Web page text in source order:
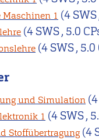
1 (4 SWS
(4 SWS , 5.0
(4 SWS , 5.0
und Simulation
1 (4 SWS ,
Stoffübertragung (4